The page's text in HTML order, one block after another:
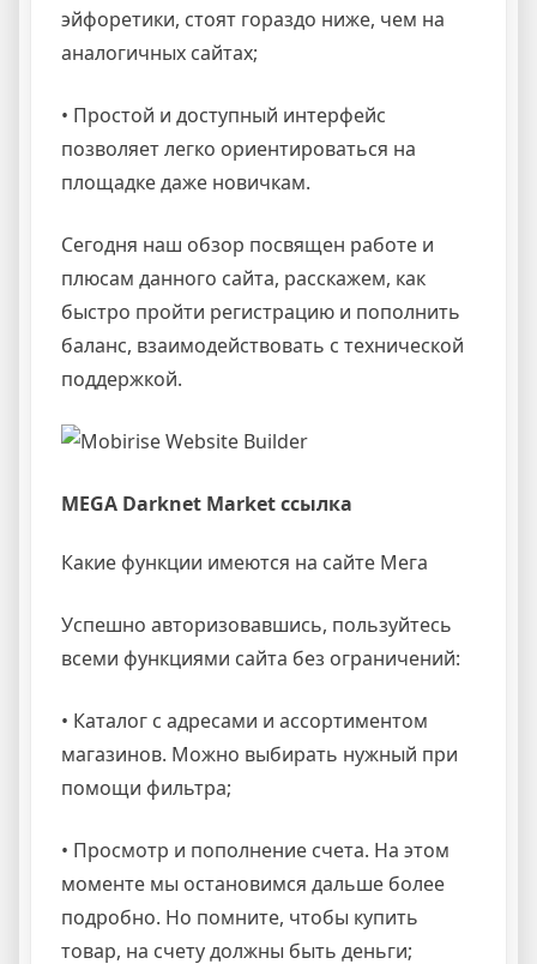
эйфоретики, стоят гораздо ниже, чем на
аналогичных сайтах;
• Простой и доступный интерфейс
позволяет легко ориентироваться на
площадке даже новичкам.
Сегодня наш обзор посвящен работе и
плюсам данного сайта, расскажем, как
быстро пройти регистрацию и пополнить
баланс, взаимодействовать с технической
поддержкой.
MEGA Darknet Market ссылка
Какие функции имеются на сайте Мега
Успешно авторизовавшись, пользуйтесь
всеми функциями сайта без ограничений:
• Каталог с адресами и ассортиментом
магазинов. Можно выбирать нужный при
помощи фильтра;
• Просмотр и пополнение счета. На этом
моменте мы остановимся дальше более
подробно. Но помните, чтобы купить
товар, на счету должны быть деньги;